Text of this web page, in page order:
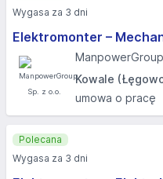
Elektromonter –
Kowale
umowa o pracę
Wygasa za 3 dni
Polecana
Wygasa za 3 dni